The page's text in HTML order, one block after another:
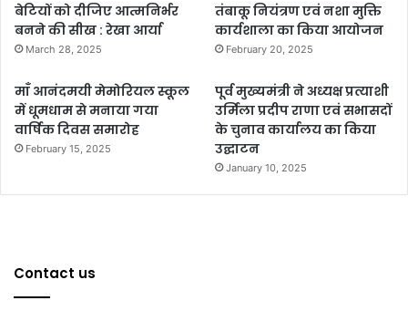
बेटियों को दीजिए आत्मनिर्भर
बनने की सीख : रेखा आर्या
March 28, 2025
तंबाकू नियंत्रण एवं नशा मुक्ति
कार्यशाला का किया आयोजन
February 20, 2025
माँ आनंदमयी मेमोरियल स्कूल
में धूमधाम से मनाया गया
वार्षिक दिवस समारोह
February 15, 2025
पूर्व मुख्यमंत्री ने अध्यक्ष प्रत्याशी
उर्मिला प्रदीप राणा एवं सभासदों
के चुनाव कार्यालय का किया
उद्घाटन
January 10, 2025
Contact us